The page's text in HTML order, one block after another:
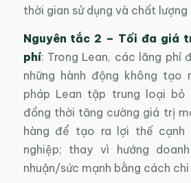
thời gian sử dụng và chất lượng
Nguyên tắc 2 – Tối đa giá
phí: Trong Lean, các lãng phí
những hành động không tạo
pháp Lean tập trung loại
đồng thời tăng cường giá trị
hàng để tạo ra lợi thế cạnh
nghiệp; thay vì hướng
nhuận/sức mạnh bằng cách chi